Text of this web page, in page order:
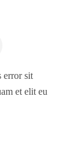
error sit
et elit eu